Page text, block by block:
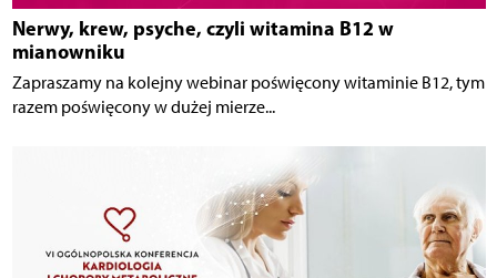
Nerwy, krew, psyche, czyli witamina B12 w
mianowniku
Zapraszamy na kolejny webinar poświęcony witaminie B12, tym
razem poświęcony w dużej mierze...